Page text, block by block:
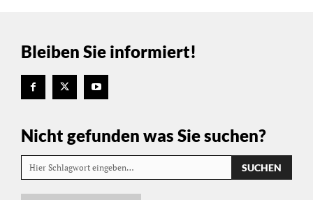
Bleiben Sie informiert!
Nicht gefunden was Sie suchen?
Hier Schlagwort eingeben… SUCHEN